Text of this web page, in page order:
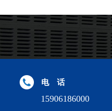
电 话
15906186000